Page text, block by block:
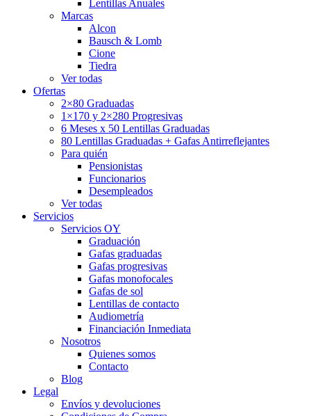
Lentillas Anuales
Marcas
Alcon
Bausch & Lomb
Cione
Tiedra
Ver todas
Ofertas
2×80 Graduadas
1×170 y 2×280 Progresivas
6 Meses x 50 Lentillas Graduadas
80 Lentillas Graduadas + Gafas Antirreflejantes
Para quién
Pensionistas
Funcionarios
Desempleados
Ver todas
Servicios
Servicios OY
Graduación
Gafas graduadas
Gafas progresivas
Gafas monofocales
Gafas de sol
Lentillas de contacto
Audiometría
Financiación Inmediata
Nosotros
Quienes somos
Contacto
Blog
Legal
Envíos y devoluciones